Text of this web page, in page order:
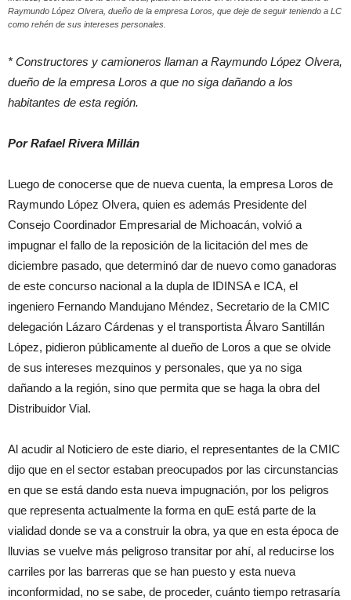
Raymundo López Olvera, dueño de la empresa Loros, que deje de seguir teniendo a LC
como rehén de sus intereses personales.
* Constructores y camioneros llaman a Raymundo López Olvera,
dueño de la empresa Loros a que no siga dañando a los
habitantes de esta región.
Por Rafael Rivera Millán
Luego de conocerse que de nueva cuenta, la empresa Loros de
Raymundo López Olvera, quien es además Presidente del
Consejo Coordinador Empresarial de Michoacán, volvió a
impugnar el fallo de la reposición de la licitación del mes de
diciembre pasado, que determinó dar de nuevo como ganadoras
de este concurso nacional a la dupla de IDINSA e ICA, el
ingeniero Fernando Mandujano Méndez, Secretario de la CMIC
delegación Lázaro Cárdenas y el transportista Álvaro Santillán
López, pidieron públicamente al dueño de Loros a que se olvide
de sus intereses mezquinos y personales, que ya no siga
dañando a la región, sino que permita que se haga la obra del
Distribuidor Vial.
Al acudir al Noticiero de este diario, el representantes de la CMIC
dijo que en el sector estaban preocupados por las circunstancias
en que se está dando esta nueva impugnación, por los peligros
que representa actualmente la forma en quE está parte de la
vialidad donde se va a construir la obra, ya que en esta época de
lluvias se vuelve más peligroso transitar por ahí, al reducirse los
carriles por las barreras que se han puesto y esta nueva
inconformidad, no se sabe, de proceder, cuánto tiempo retrasaría